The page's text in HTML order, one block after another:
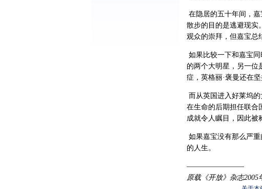
在隐居的五十年间，
散步的目的是逃避现实
观众的崇拜，但嘉宝总
如果比较一下和嘉宝
的两个大明星，另一位
症，英格丽·褒曼还在坚
而从英国进入好莱坞
在生命的后期担任联合
成就令人瞩目，因此被
如果嘉宝没有那么严
的人生。
————————
原载《开放》杂志2005